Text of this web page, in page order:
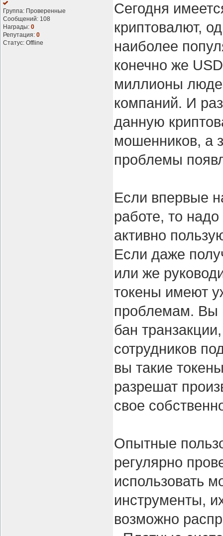
Группа: Проверенные
Сообщений: 108
Награды: 0
Репутация: 0
Статус: Offline
Сегодня
криптовалют,
наиболее
конечно же
миллионы
компаний. И
данную
мошенников, а
проблемы
Если впервые
работе, то
активно
Если даже
или же
токены имеют
проблемам. Вы
бан
сотрудников
вы такие
разрешат
свое
Опытные
регулярно
использовать
инструменты,
возможно